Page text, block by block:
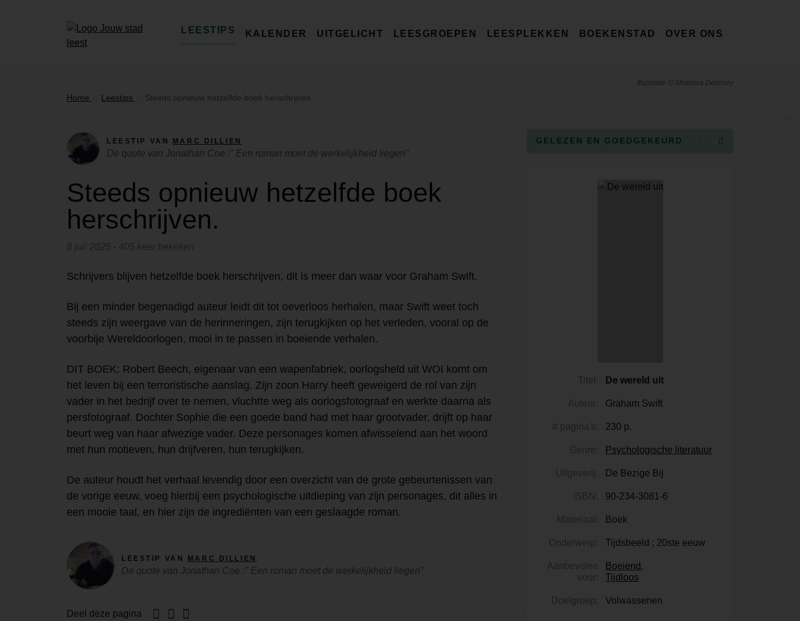
LEESTIPS KALENDER UITGELICHT LEESGROEPEN LEESPLEKKEN BOEKENSTAD OVER ONS
Home Leestips Steeds opnieuw hetzelfde boek herschrijven.
Illustratie © Shamisa Debroey
LEESTIP VAN MARC DILLIEN
De quote van Jonathan Coe :" Een roman moet de werkelijkheid liegen"
Steeds opnieuw hetzelfde boek
herschrijven.
8 juli 2025 - 405 keer bekeken
Schrijvers blijven hetzelfde boek herschrijven, dit is meer dan waar voor Graham Swift.
Bij een minder begenadigd auteur leidt dit tot oeverloos herhalen, maar Swift weet toch
steeds zijn weergave van de herinneringen, zijn terugkijken op het verleden, vooral op de
voorbije Wereldoorlogen, mooi in te passen in boeiende verhalen.
DIT BOEK: Robert Beech, eigenaar van een wapenfabriek, oorlogsheld uit WOI komt om
het leven bij een terroristische aanslag. Zijn zoon Harry heeft geweigerd de rol van zijn
vader in het bedrijf over te nemen, vluchtte weg als oorlogsfotograaf en werkte daarna als
persfotograaf. Dochter Sophie die een goede band had met haar grootvader, drijft op haar
beurt weg van haar afwezige vader. Deze personages komen afwisselend aan het woord
met hun motieven, hun drijfveren, hun terugkijken.
De auteur houdt het verhaal levendig door een overzicht van de grote gebeurtenissen van
de vorige eeuw, voeg hierbij een psychologische uitdieping van zijn personages, dit alles in
een mooie taal, en hier zijn de ingrediënten van een geslaagde roman.
LEESTIP VAN MARC DILLIEN
De quote van Jonathan Coe :" Een roman moet de werkelijkheid liegen"
Deel deze pagina Facebook
Twitter
GELEZEN EN GOEDGEKEURD
Titel: De wereld uit
Auteur: Graham Swift
# pagina's: 230 p.
Genre: Psychologische literatuur
Uitgeverij: De Bezige Bij
ISBN: 90-234-3081-6
Materiaal: Boek
Onderwerp: Tijdsbeeld ; 20ste eeuw
Aanbevolen
voor:
Boeiend ,
Tijdloos
Doelgroep: Volwassenen